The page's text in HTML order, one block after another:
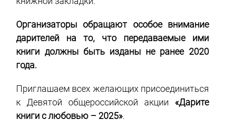
Организаторы обращают особое внимание
дарителей на то, что передаваемые ими
книги должны быть изданы не ранее 2020
года.
Приглашаем всех желающих присоединиться
к Девятой общероссийской акции «Дарите
книги с любовью – 2025».